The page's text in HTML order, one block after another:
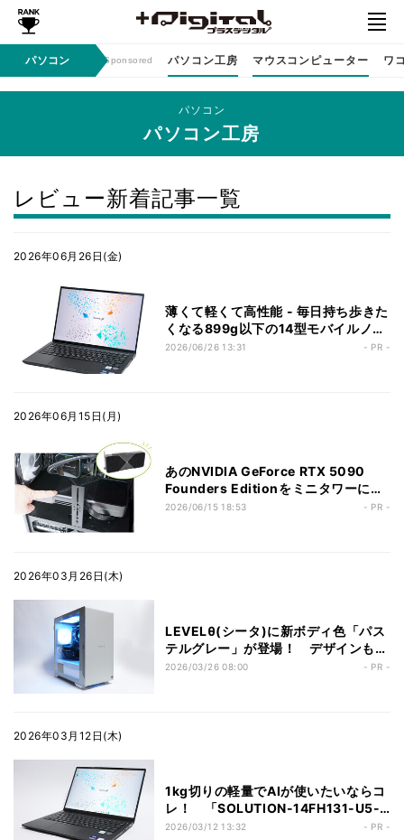
パソコン
/ イベント Sponsored パソコン工房 マウスコンピューター ワ
パソコン
パソコン工房
レビュー新着記事一覧
2026年06月26日(金)
薄くて軽くて高性能 - 毎日持ち歩きた
くなる899g以下の14型モバイルノー
トPC「SOLUTION-14FH132-U7-
2026/06/26 13:31 - PR -
2026年06月15日(月)
あのNVIDIA GeForce RTX 5090
Founders Editionをミニタワーに搭
載! パソコン工房の超ハイエンドPCを
2026/06/15 18:53 - PR -
2026年03月26日(木)
LEVELθ(シータ)に新ボディ色「パス
テルグレー」が登場！ デザインも性
能も妥協しないしたくない人に
2026/03/26 08:00 - PR -
2026年03月12日(木)
1kg切りの軽量でAIが使いたいならコ
レ！ 「SOLUTION-14FH131-U5-
UCFX」を徹底レビュー
2026/03/12 13:32 - PR -